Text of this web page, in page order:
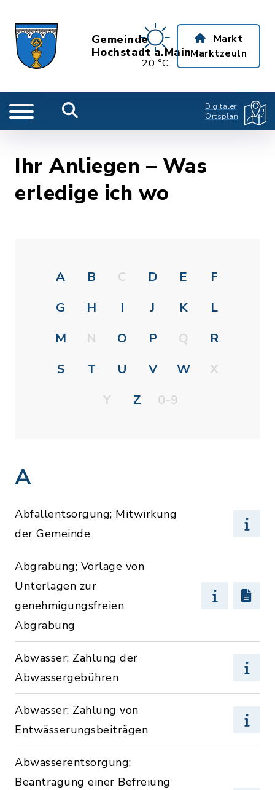
Gemeinde
Hochstadt a.Main
20 °C
Markt
Marktzeuln
Digitaler
Ortsplan
Ihr Anliegen – Was
erledige ich wo
A B C D E
F
G
H I J K
L
M
N O P Q
R
S
T U V W
X
Y
Z 0-9
A
Abfallentsorgung; Mitwirkung
der Gemeinde
Abgrabung; Vorlage von
Unterlagen zur
genehmigungsfreien
Abgrabung
Abwasser; Zahlung der
Abwassergebühren
Abwasser; Zahlung von
Entwässerungsbeiträgen
Abwasserentsorgung;
Beantragung einer Befreiung